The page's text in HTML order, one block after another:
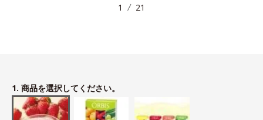
1 21
1. 商品を選択してください。